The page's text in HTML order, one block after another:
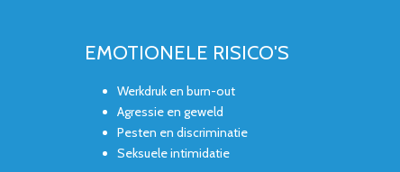
EMOTIONELE RISICO'S
Werkdruk en burn-out
Agressie en geweld
Pesten en discriminatie
Seksuele intimidatie